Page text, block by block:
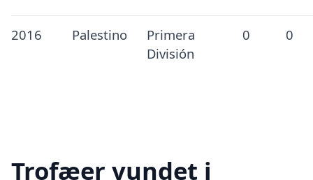
2016 Palestino
Primera
División
0 0
Trofæer vundet i